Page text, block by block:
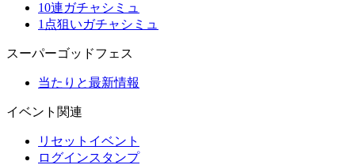
10連ガチャシミュ
1点狙いガチャシミュ
スーパーゴッドフェス
当たりと最新情報
イベント関連
リセットイベント
ログインスタンプ